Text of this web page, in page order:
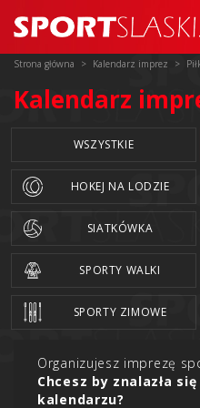
Strona główna Kalendarz imprez
Kalendarz
WSZYSTKIE
HOKEJ NA LODZIE
SIATKÓWKA
SPORTY WALKI
SPORTY ZIMOWE
Organizujesz imprezę
Chcesz by znalazła
kalendarzu?